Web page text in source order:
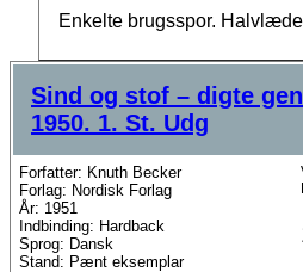
Enkelte brugsspor.
Sind og stof – digte
1950. 1. St. Udg
Forfatter: Knuth Becker
Forlag: Nordisk Forlag
År: 1951
Indbinding: Hardback
Sprog: Dansk
Stand: Pænt eksemplar